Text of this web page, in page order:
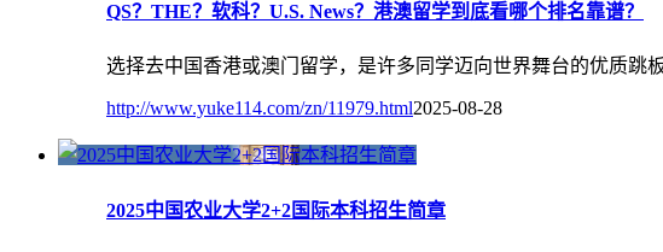
QS？THE？软科？U.S. News？港澳留学到底看哪个排名靠谱？
选择去中国香港或澳门留学，是许多同学迈向世界舞台的优质跳
http://www.yuke114.com/zn/11979.html2025-08-28
2025中国农业大学2+2国际本科招生简章